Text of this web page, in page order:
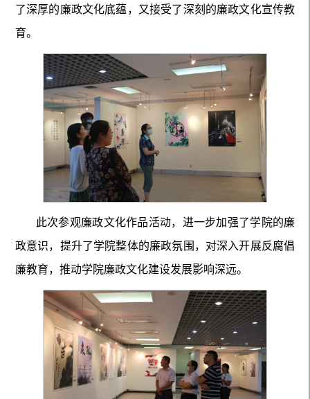
了深厚的廉政文化底蕴，又接受了深刻的廉政文化宣传教
育。
此次参观廉政文化作品活动，进一步加强了学院的廉
政意识，提升了学院整体的廉政氛围，对深入开展反腐倡
廉教育，推动学院廉政文化建设发展影响深远。